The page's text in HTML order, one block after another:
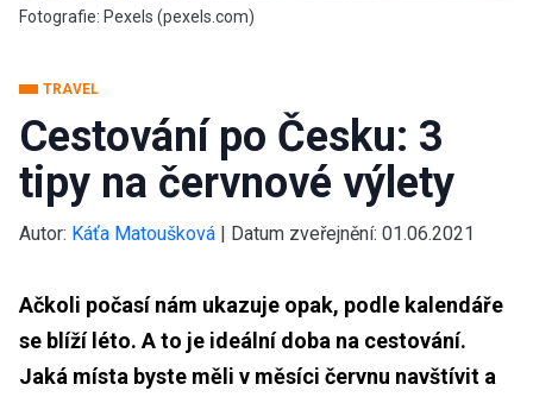
Fotografie: Pexels (pexels.com)
TRAVEL
Cestování po Česku: 3
tipy na červnové výlety
Autor: Káťa Matoušková | Datum zveřejnění: 01.06.2021
Ačkoli počasí nám ukazuje opak, podle kalendáře
se blíží léto. A to je ideální doba na cestování.
Jaká místa byste měli v měsíci červnu navštívit a